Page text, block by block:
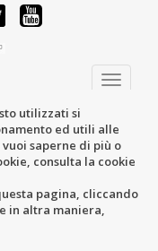
utilizzati si
ed utili alle
saperne di più o
consulta la cookie
pagina, cliccando
in altra maniera,
Toggle